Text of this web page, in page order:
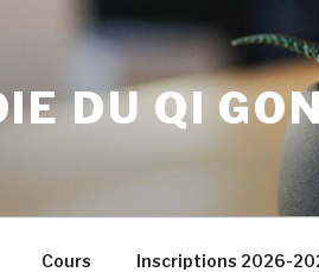
DU QI
Cours Inscriptions 2026-